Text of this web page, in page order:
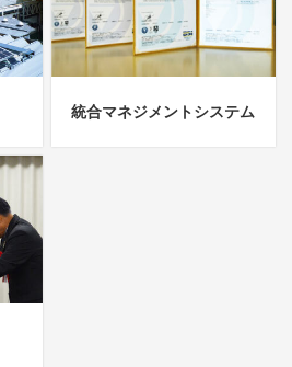
統合マネジメントシステム